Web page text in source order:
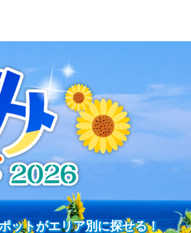
ットがエリア別に探せる！